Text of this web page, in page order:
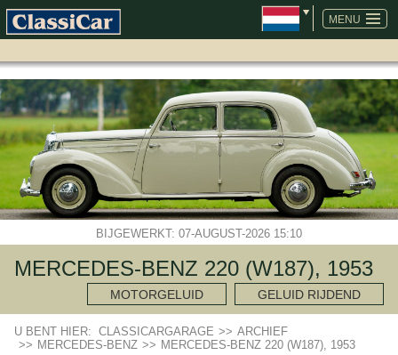
MENU
NAVIGATIE
OVERSLAAN
BIJGEWERKT: 07-AUGUST-2026 15:10
MERCEDES-BENZ 220 (W187), 1953
MOTORGELUID GELUID RIJDEND
U BENT HIER: CLASSICARGARAGE >> ARCHIEF
>> MERCEDES-BENZ >> MERCEDES-BENZ 220 (W187), 1953